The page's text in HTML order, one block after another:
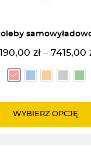
zł – 7415,00
Zakres
cen:
od
do
WYBIERZ OPCJĘ